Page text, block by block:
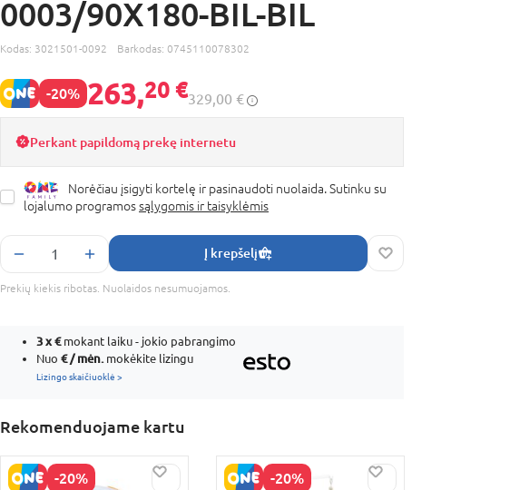
0003/90X180-BIL-BIL
Kodas: 3021501-0092 Barkodas: 0745110078302
-20% 263,20 €329,00 €
Perkant papildomą prekę internetu
Norėčiau įsigyti kortelę ir pasinaudoti nuolaida. Sutinku su
lojalumo programossąlygomis ir taisyklėmis
Į krepšelį
Prekių kiekis ribotas. Nuolaidos nesumuojamos.
3 x€mokant laiku - jokio pabrangimo
Nuo € / mėn. mokėkite lizingu
Lizingo skaičiuoklė >
Rekomenduojame kartu
-20% -20%